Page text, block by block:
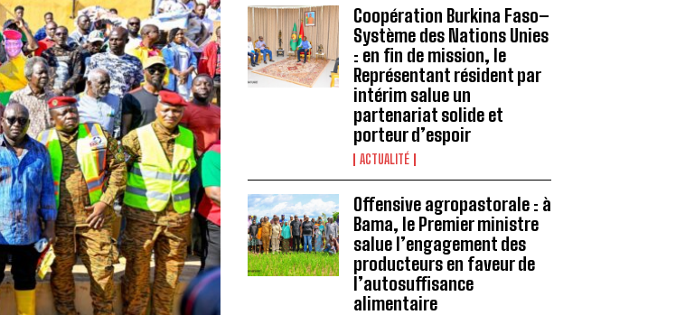
Coopération Burkina Faso–
Système des Nations Unies
: en fin de mission, le
Représentant résident par
intérim salue un
partenariat solide et
porteur d’espoir
ACTUALITÉ
Offensive agropastorale : à
Bama, le Premier ministre
salue l’engagement des
producteurs en faveur de
l’autosuffisance
alimentaire